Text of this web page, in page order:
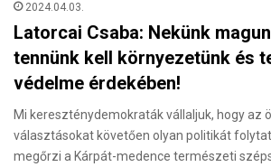
2024.04.03.
Latorcai Csaba: Nekünk
tennünk kell környezetünk és
védelme érdekében!
Mi kereszténydemokraták vállaljuk, hogy az
választásokat követően olyan politikát
megőrzi a Kárpát-medence természeti